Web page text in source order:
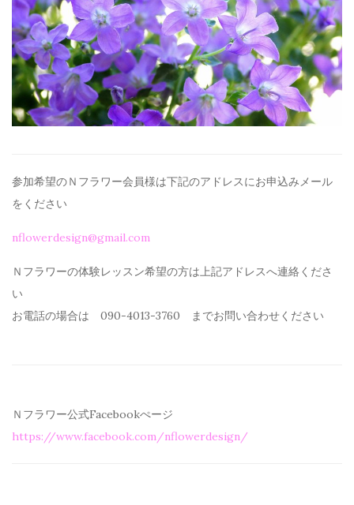
参加希望のＮフラワー会員様は下記のアドレスにお申込みメール
を ください
nflowerdesign@gmail.com
Ｎフラワーの体験レッスン希望の方は上記アドレスへ連絡くださ
い
お電話の場合は 090-4013-3760 までお問い合わせください
Ｎフラワー公式Facebookぺージ
https://www.facebook.com/nflowerdesign/